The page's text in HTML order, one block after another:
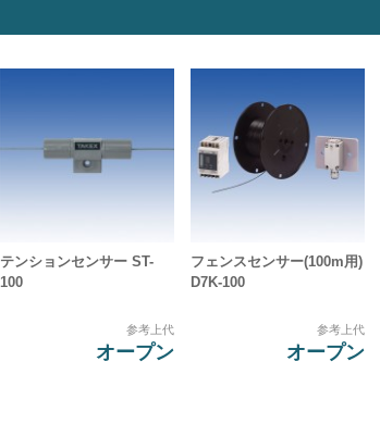
テンションセンサー ST-
100
参考上代
オープン
フェンスセンサー(100m用)
D7K-100
参考上代
オープン